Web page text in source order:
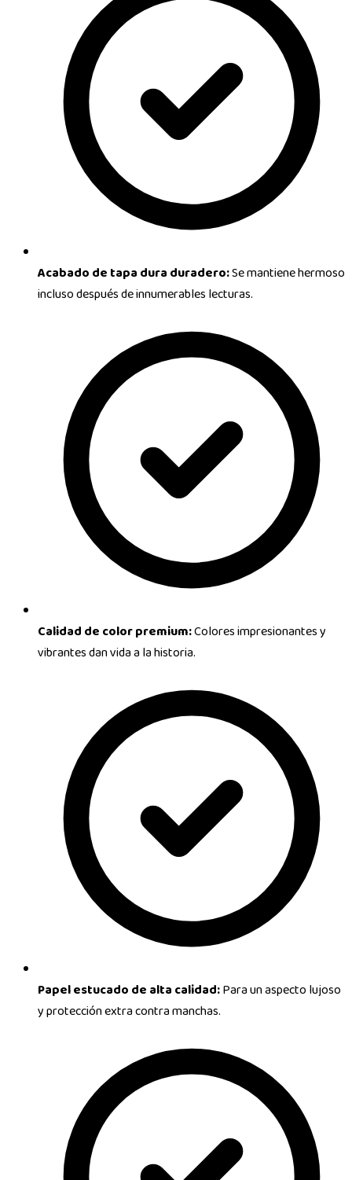
Acabado de tapa dura duradero:Se mantiene hermoso
incluso después de innumerables lecturas.
Calidad de color premium:Colores impresionantes y
vibrantes dan vida a la historia.
Papel estucado de alta calidad:Para un aspecto lujoso
y protección extra contra manchas.